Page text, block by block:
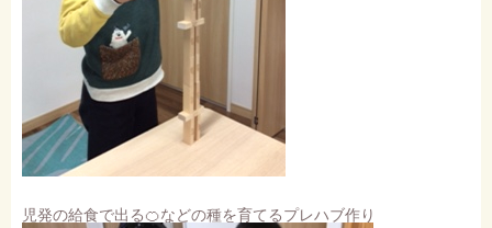
児発の給食で出る🍊などの種を育てるプレハブ作り